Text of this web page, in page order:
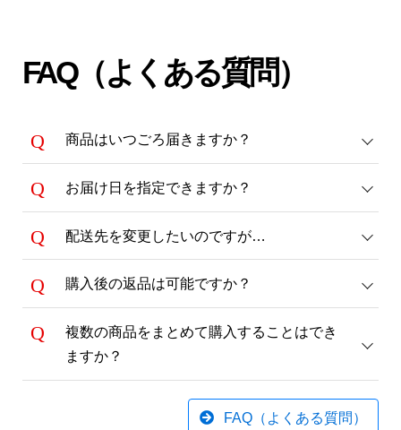
御祝（お祝い：結び切り）
用途：結婚祝い
FAQ（よくある質問）
商品はいつごろ届きますか？
お届け日を指定できますか？
配送先を変更したいのですが…
購入後の返品は可能ですか？
複数の商品をまとめて購入することはでき
ますか？
FAQ（よくある質問）